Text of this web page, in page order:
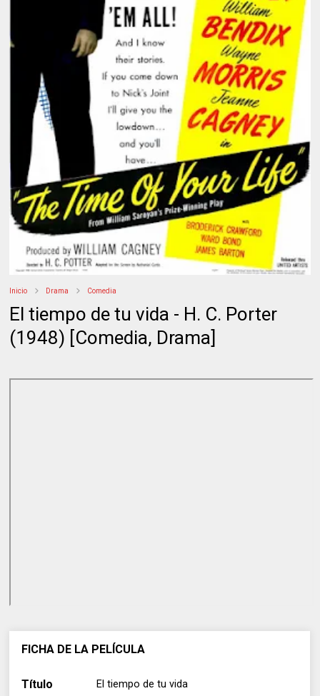
Inicio Drama Comedia
El tiempo de tu vida - H. C. Porter
(1948) [Comedia, Drama]
FICHA DE LA PELÍCULA
Título
El tiempo de tu vida